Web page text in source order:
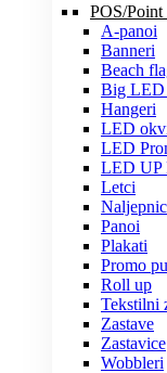
POS/Point
A-panoi
Banneri
Beach
Big LED
Hangeri
LED
LED
LED UP
Letci
Panoi
Plakati
Promo
Roll up
Tekstilni
Zastave
Zastavice
Wobbleri